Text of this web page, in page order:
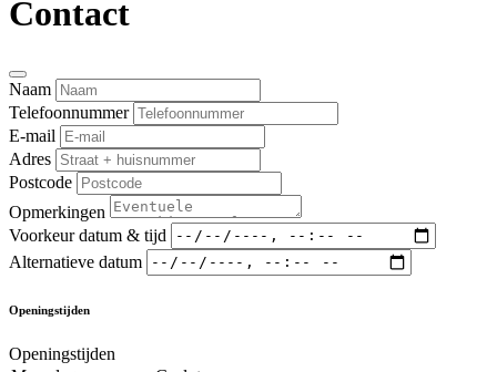
Contact
Naam
Telefoonnummer
E-mail
Adres
Postcode
Opmerkingen
Voorkeur datum & tijd
Alternatieve datum
Openingstijden
Openingstijden